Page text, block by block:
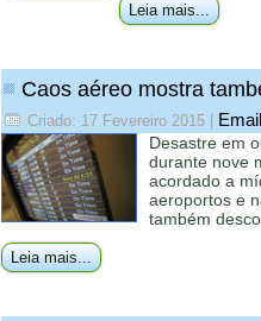
Leia mais...
Caos aéreo mostra
Criado: 17 Fevereiro 2015 Email
Desastre em
durante nove
acordado a
aeroportos e
também
Leia mais...